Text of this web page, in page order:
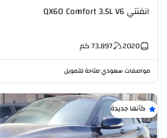
انفنتي QX60 Comfort 3.5L V6
2020
73,897كم
مواصفات سعودي•متاحة للتمويل
كأنها جديدة